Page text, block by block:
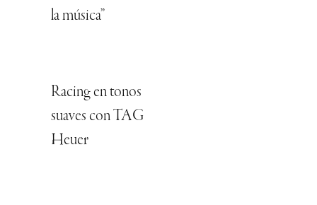
la música”
Racing en tonos
suaves con TAG
Heuer